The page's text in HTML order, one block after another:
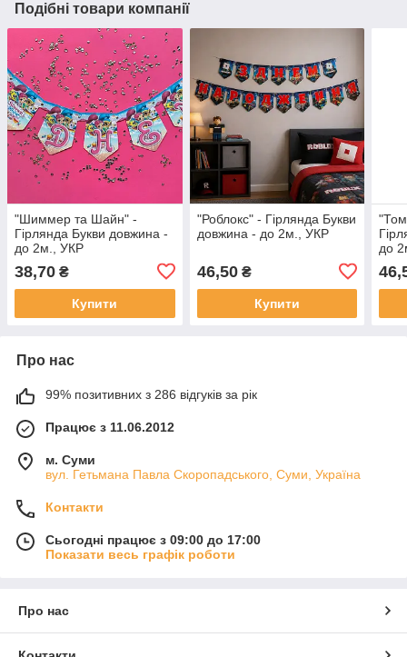
Подібні товари компанії
"Шиммер та Шайн" -
Гірлянда Букви довжина -
до 2м., УКР
38,70 ₴
Купити
"Роблокс" - Гірлянда Букви
довжина - до 2м., УКР
46,50₴
Купити
"Том
до
Про нас
99% позитивних з 286 відгуків за рік
Працює з 11.06.2012
м. Суми
вул. Гетьмана Павла Скоропадського, Суми, Україна
Контакти
Сьогодні працює з 09:00 до 17:00
Показати весь графік роботи
Про нас